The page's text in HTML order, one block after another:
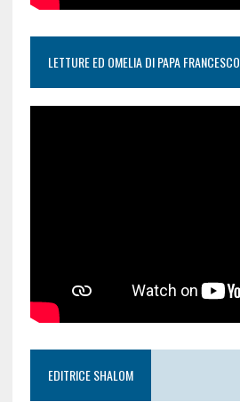
LETTURE ED OMELIA DI PAPA FRANCESCO
EDITRICE SHALOM